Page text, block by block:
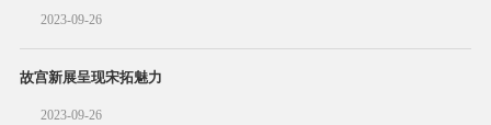
2023-09-26
故宫新展呈现宋拓魅力
2023-09-26